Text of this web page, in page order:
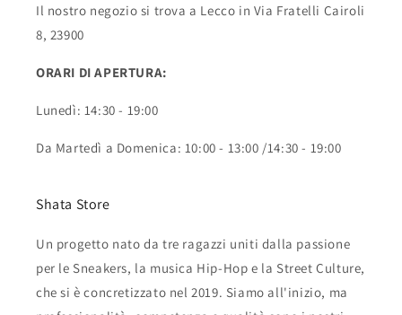
Il nostro negozio si trova a Lecco in Via Fratelli Cairoli
8, 23900
ORARI DI APERTURA:
Lunedì: 14:30 - 19:00
Da Martedì a Domenica: 10:00 - 13:00 /14:30 - 19:00
Shata Store
Un progetto nato da tre ragazzi uniti dalla passione
per le Sneakers, la musica Hip-Hop e la Street Culture,
che si è concretizzato nel 2019. Siamo all'inizio, ma